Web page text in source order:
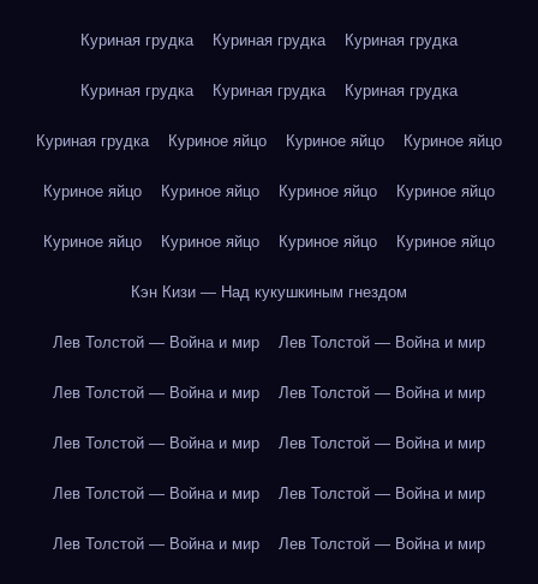
Куриная грудка Куриная грудка Куриная грудка
Куриная грудка Куриная грудка Куриная грудка
Куриная грудка Куриное яйцо Куриное яйцо Куриное яйцо
Куриное яйцо Куриное яйцо Куриное яйцо Куриное яйцо
Куриное яйцо Куриное яйцо Куриное яйцо Куриное яйцо
Кэн Кизи — Над кукушкиным гнездом
Лев Толстой — Война и мир Лев Толстой — Война и мир
Лев Толстой — Война и мир Лев Толстой — Война и мир
Лев Толстой — Война и мир Лев Толстой — Война и мир
Лев Толстой — Война и мир Лев Толстой — Война и мир
Лев Толстой — Война и мир Лев Толстой — Война и мир